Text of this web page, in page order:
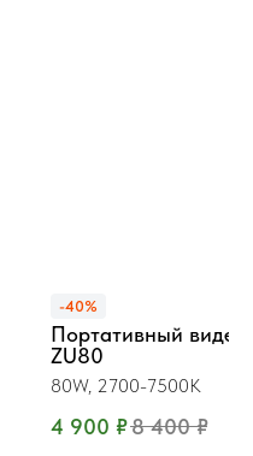
-40%
Портативный
ZU80
80W, 2700-7500K
4 900 ₽8 400 ₽